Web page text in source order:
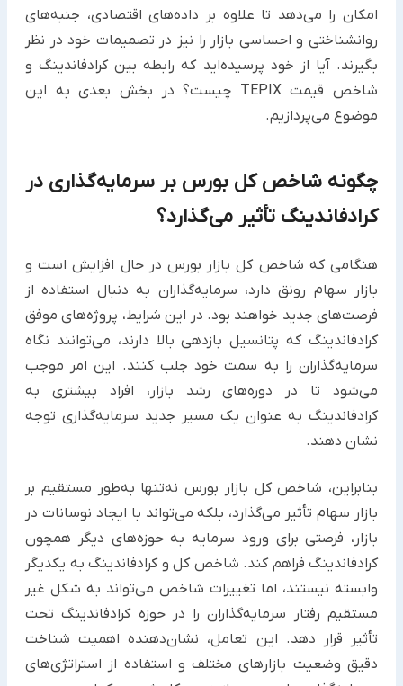
امکان را می‌دهد تا علاوه بر داده‌های اقتصادی، جنبه‌های
روانشناختی و احساسی بازار را نیز در تصمیمات خود در نظر
بگیرند. آیا از خود پرسیده‌اید که رابطه بین کرادفاندینگ و
شاخص قیمت TEPIX چیست؟ در بخش بعدی به این
موضوع می‌پردازیم.
چگونه شاخص کل بورس بر سرمایه‌گذاری در
کرادفاندینگ تأثیر می‌گذارد؟
هنگامی که شاخص کل بازار بورس در حال افزایش است و
بازار سهام رونق دارد، سرمایه‌گذاران به دنبال استفاده از
فرصت‌های جدید خواهند بود. در این شرایط، پروژه‌های موفق
کرادفاندینگ که پتانسیل بازدهی بالا دارند، می‌توانند نگاه
سرمایه‌گذاران را به سمت خود جلب کنند. این امر موجب
می‌شود تا در دوره‌های رشد بازار، افراد بیشتری به
کرادفاندینگ به عنوان یک مسیر جدید سرمایه‌گذاری توجه
نشان دهند.
بنابراین، شاخص کل بازار بورس نه‌تنها به‌طور مستقیم بر
بازار سهام تأثیر می‌گذارد، بلکه می‌تواند با ایجاد نوسانات در
بازار، فرصتی برای ورود سرمایه به حوزه‌های دیگر همچون
کرادفاندینگ فراهم کند. شاخص کل و کرادفاندینگ به یکدیگر
وابسته نیستند، اما تغییرات شاخص می‌تواند به شکل غیر
مستقیم رفتار سرمایه‌گذاران را در حوزه کرادفاندینگ تحت
تأثیر قرار دهد. این تعامل، نشان‌دهنده اهمیت شناخت
دقیق وضعیت بازارهای مختلف و استفاده از استراتژی‌های